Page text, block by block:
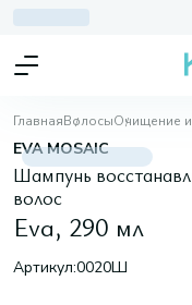
ГлавнаяВолосыОчищение
EVA MOSAIC
Шампунь
волос
Eva, 290 мл
Артикул:0020Ш